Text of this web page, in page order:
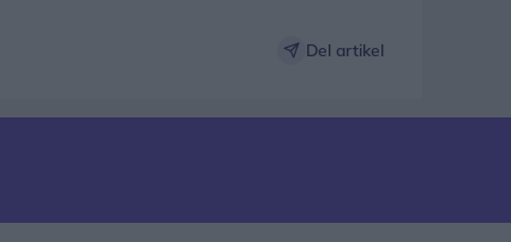
Del artikel